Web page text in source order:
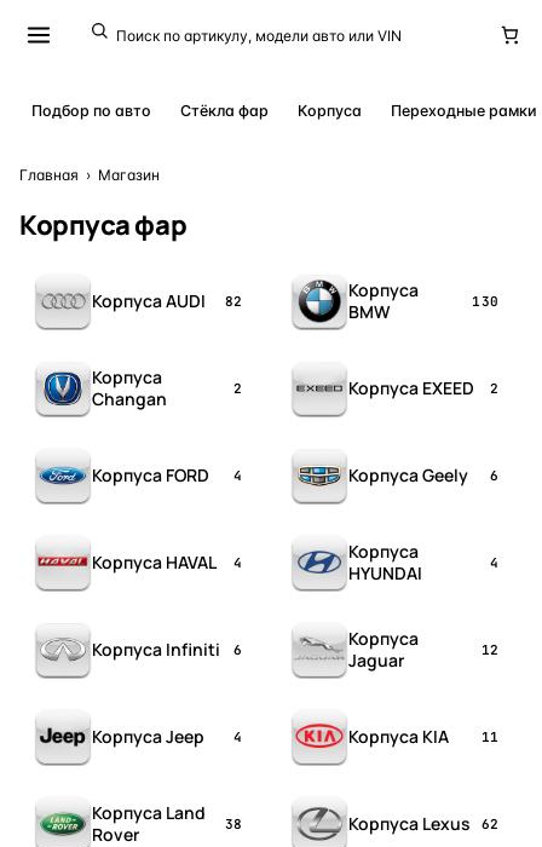
Подбор по авто Стёкла фар Корпуса Переходные рамки
Главная › Магазин
Корпуса фар
Корпуса AUDI 82
Корпуса
BMW
130
Корпуса
Changan
2 Корпуса EXEED 2
Корпуса FORD 4 Корпуса Geely 6
Корпуса HAVAL 4
Корпуса
HYUNDAI
4
Корпуса Infiniti 6
Корпуса
Jaguar
12
Корпуса Jeep 4 Корпуса KIA 11
Корпуса Land
Rover
38 Корпуса Lexus 62